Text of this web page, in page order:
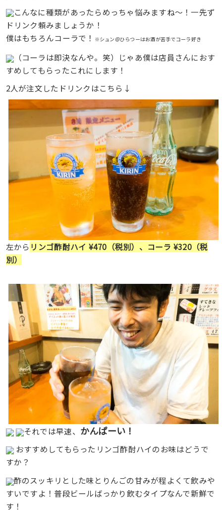
こんなに種類があったらめっちゃ悩みますね〜！一先ず
ドリンク頼みましょうか！
僕はもちろんコーラで！ ※シュン＠ひらつーはお酒が苦手でコーラ好き
（コーラは即決なんや。笑）じゃあ僕は店員さんにおす
すめしてもらったこれにします！
2人が注文したドリンクはこちら↓
左から リンゴ酢酎ハイ ¥470（税別）、コーラ ¥320（税
別）
それでは早速、 かんぱーい！
おすすめしてもらったリンゴ酢酎ハイのお味はどうで
すか？
酢のスッキリとした味とりんごの甘みが程よくて飲みや
すいですよ！普段ビールばっかり飲むタイプなんで新鮮で
す！